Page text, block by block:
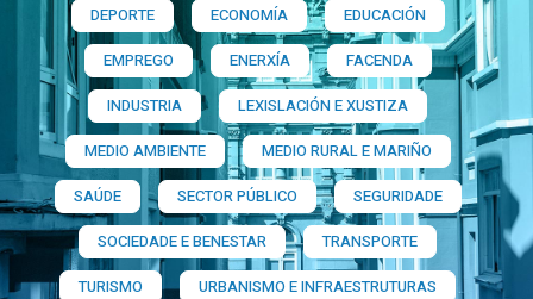
DEPORTE
ECONOMÍA
EDUCACIÓN
EMPREGO
ENERXÍA
FACENDA
INDUSTRIA
LEXISLACIÓN E XUSTIZA
MEDIO AMBIENTE
MEDIO RURAL E MARIÑO
SAÚDE
SECTOR PÚBLICO
SEGURIDADE
SOCIEDADE E BENESTAR
TRANSPORTE
TURISMO
URBANISMO E INFRAESTRUTURAS